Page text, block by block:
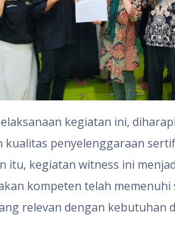
kegiatan ini,
penyelenggaraan
itu, kegiatan witness ini
kompeten telah
relevan dengan kebutuhan